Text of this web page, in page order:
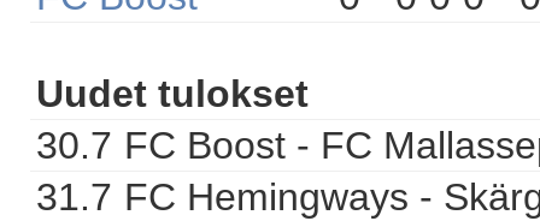
Uudet tulokset
30.7 FC Boost - FC
31.7 FC Hemingways -